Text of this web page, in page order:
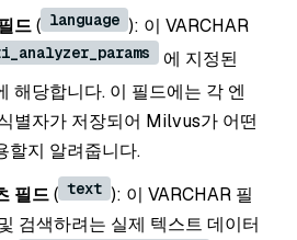
드( language ): 이 VARCHAR
에 지정된
해당합니다. 이 필드에는 각 엔
별자가 저장되어 Milvus가 어떤
할지 알려줍니다.
필드( text ): 이 VARCHAR 필
검색하려는 실제 텍스트 데이터